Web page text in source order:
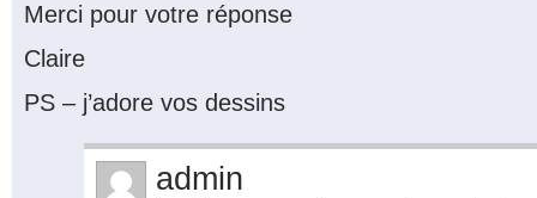
Merci pour votre réponse
Claire
PS – j’adore vos dessins
admin